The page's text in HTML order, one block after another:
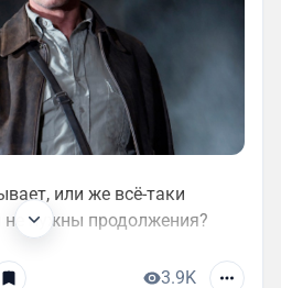
или же всё-таки
нужны продолжения?
3.9K